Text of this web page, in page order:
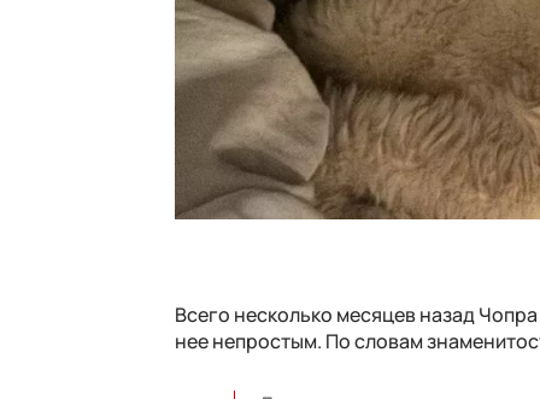
Всего несколько месяцев назад
нее непростым. По словам